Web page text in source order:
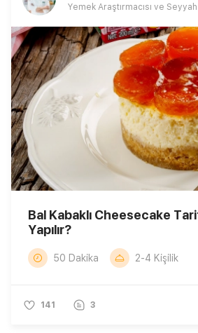
Yemek Araştırmacısı ve Seyyah
Bal Kabaklı Cheesecake
Yapılır?
50 Dakika 2-4 Kişilik
141 3